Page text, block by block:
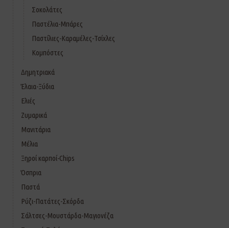
Σοκολάτες
Παστέλια-Μπάρες
Παστίλιες-Καραμέλες-Τσίχλες
Κομπόστες
Δημητριακά
Έλαια-Ξύδια
Ελιές
Ζυμαρικά
Μανιτάρια
Μέλια
Ξηροί καρποί-Chips
Όσπρια
Παστά
Ρύζι-Πατάτες-Σκόρδα
Σάλτσες-Μουστάρδα-Μαγιονέζα